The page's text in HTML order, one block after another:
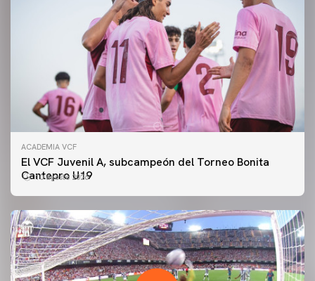
ACADEMIA VCF
El VCF Juvenil A, subcampeón del Torneo Bonita
Cantepro U19
10 agosto 2026